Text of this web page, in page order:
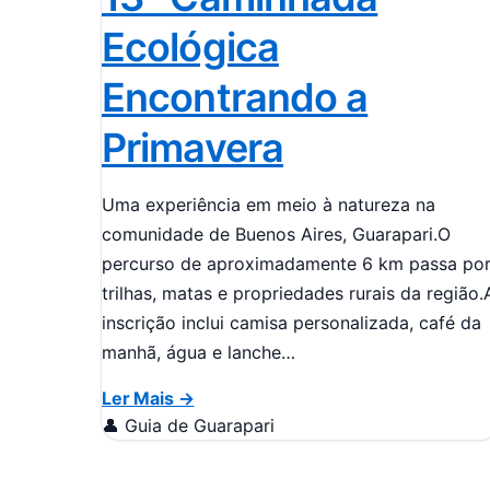
Ecológica
Encontrando a
Primavera
Uma experiência em meio à natureza na
comunidade de Buenos Aires, Guarapari.O
percurso de aproximadamente 6 km passa por
trilhas, matas e propriedades rurais da
inscrição inclui camisa personalizada, café da
manhã, água e lanche…
Ler Mais →
👤 Guia de Guarapari